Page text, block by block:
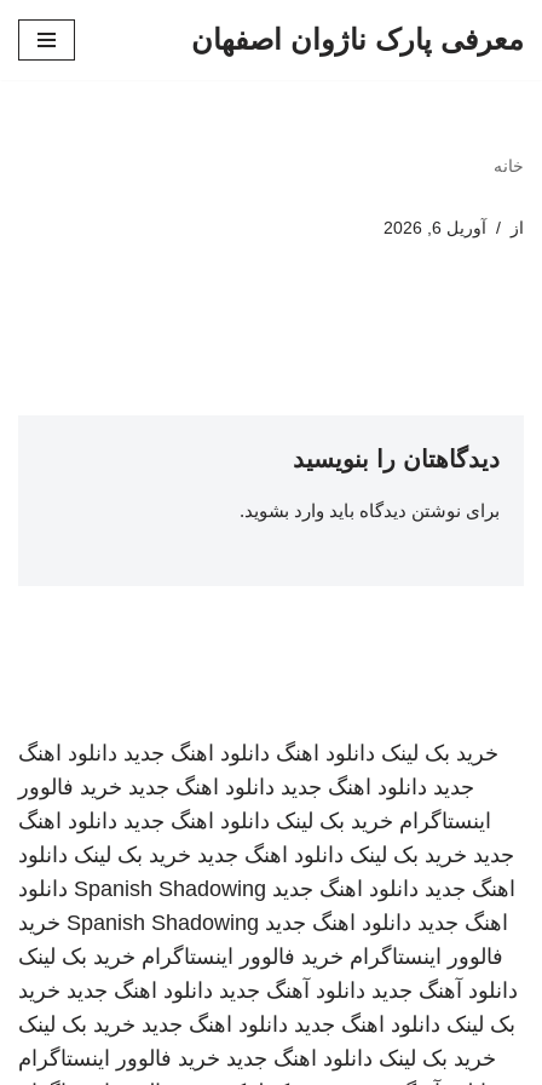
معرفی پارک ناژوان اصفهان
خانه
از آوریل 6, 2026
دیدگاهتان را بنویسید
برای نوشتن دیدگاه باید وارد بشوید.
خرید بک لینک دانلود اهنگ دانلود اهنگ جدید دانلود اهنگ
جدید دانلود اهنگ جدید دانلود اهنگ جدید خرید فالوور
اینستاگرام خرید بک لینک دانلود اهنگ جدید دانلود اهنگ
جدید خرید بک لینک دانلود اهنگ جدید خرید بک لینک دانلود
اهنگ جدید دانلود اهنگ جدید Spanish Shadowing دانلود
اهنگ جدید دانلود اهنگ جدید Spanish Shadowing خرید
فالوور اینستاگرام خرید فالوور اینستاگرام خرید بک لینک
دانلود آهنگ جدید دانلود آهنگ جدید دانلود اهنگ جدید خرید
بک لینک دانلود اهنگ جدید دانلود اهنگ جدید خرید بک لینک
خرید بک لینک دانلود اهنگ جدید خرید فالوور اینستاگرام